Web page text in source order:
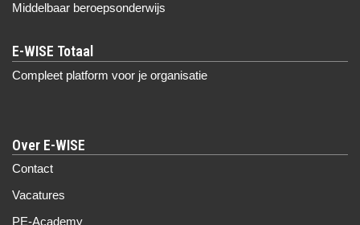
Middelbaar beroepsonderwijs
Compleet platform voor je organisatie
Over E-WISE
Contact
Vacatures
PE-Academy